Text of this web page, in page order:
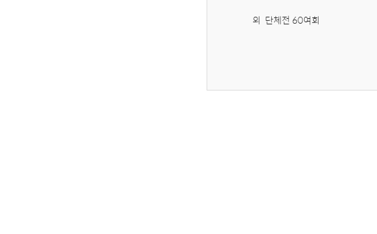
외  단체전 60여회